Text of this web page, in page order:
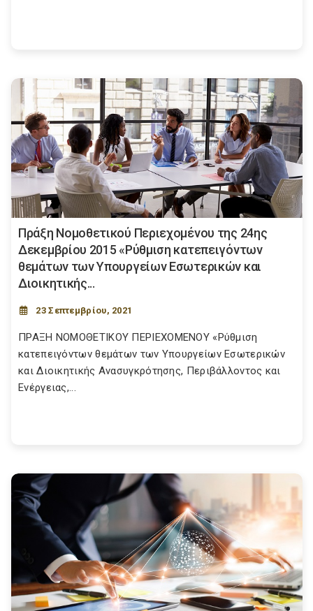
Πράξη Νομοθετικού Περιεχομένου της 24ης
Δεκεμβρίου 2015 «Ρύθμιση κατεπειγόντων
θεμάτων των Υπουργείων Εσωτερικών και
Διοικητικής...
23 Σεπτεμβρίου, 2021
ΠΡΑΞΗ ΝΟΜΟΘΕΤΙΚΟΥ ΠΕΡΙΕΧΟΜΕΝΟΥ «Ρύθμιση
κατεπειγόντων θεμάτων των Υπουργείων Εσωτερικών
και Διοικητικής Ανασυγκρότησης, Περιβάλλοντος και
Ενέργειας,...